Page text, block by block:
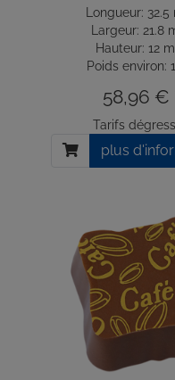
Longueur:
Largeur: 21.8
Hauteur: 12
Poids environ:
58,96 €
Tarifs
plus